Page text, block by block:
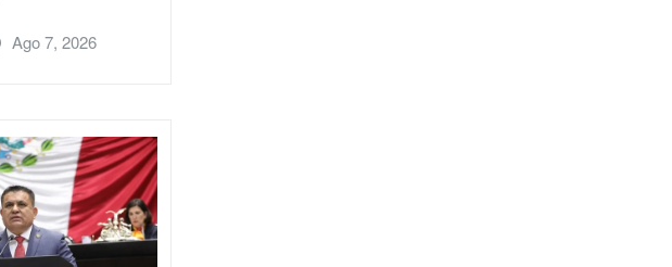
Ago 7, 2026